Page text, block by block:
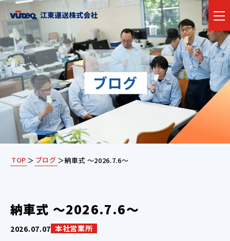
Blog
ブログ
TOP ＞ ブログ ＞納車式 ～2026.7.6～
納車式 ～2026.7.6～
2026.07.07 本社営業所